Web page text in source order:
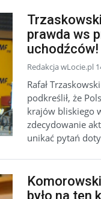
Trzaskowski
prawda ws
uchodźców!
Redakcja wLocie.pl
Rafał
podkreślił, że
krajów bliskiego
zdecydowanie
unikać pytań
było na ten